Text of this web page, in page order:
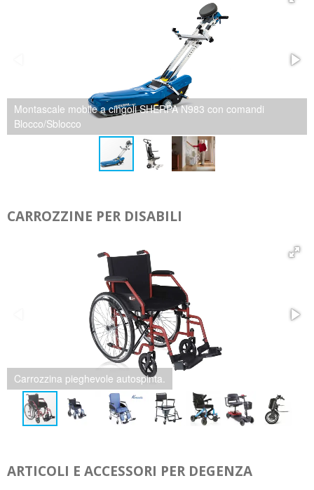
Montascale a ruote con poltroncina imbottita
CARROZZINE PER DISABILI
Carrozzina pieghevole ruote piccole.
ARTICOLI E ACCESSORI PER DEGENZA